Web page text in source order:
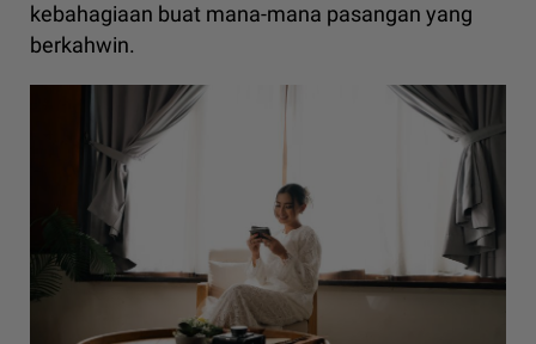
kebahagiaan buat mana-mana pasangan yang
berkahwin.